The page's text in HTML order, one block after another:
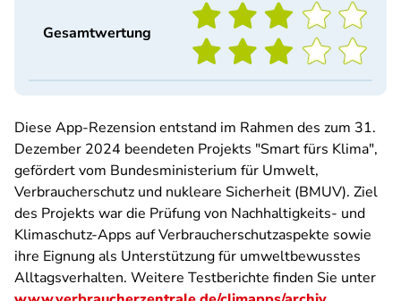
Gesamtwertung
Diese App-Rezension entstand im Rahmen des zum 31.
Dezember 2024 beendeten Projekts "Smart fürs Klima",
gefördert vom Bundesministerium für Umwelt,
Verbraucherschutz und nukleare Sicherheit (BMUV). Ziel
des Projekts war die Prüfung von Nachhaltigkeits- und
Klimaschutz-Apps auf Verbraucherschutzaspekte sowie
ihre Eignung als Unterstützung für umweltbewusstes
Alltagsverhalten. Weitere Testberichte finden Sie unter